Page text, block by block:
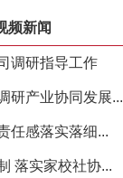
频新闻
调研指导工作
研产业协同发展...
任感落实落细...
落实家校社协...